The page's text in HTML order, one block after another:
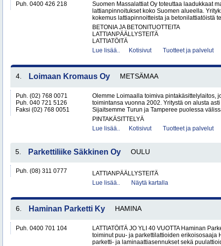
Puh. 0400 426 218
Suomen Massalattiat Oy toteuttaa laadukkaat
lattianpinnoitukset koko Suomen alueella.
kokemus lattiapinnoitteista ja betonilattiatöistä
BETONIA JA BETONITUOTTEITA
LATTIANPÄÄLLYSTEITÄ
LATTIATÖITÄ
Lue lisää..
Kotisivut Tuotteet ja palvelut
4. Loimaan Kromaus Oy METSÄMAA
Puh. (02) 768 0071
Puh. 040 721 5126
Faksi (02) 768 0051
Olemme Loimaalla toimiva pintakäsittelylaitos,
toimintansa vuonna 2002. Yritystä on alusta
Sijaitsemme Turun ja Tamperee puolessa
PINTAKÄSITTELYÄ
Lue lisää..
Kotisivut Tuotteet ja palvelut
5. Parkettiliike Säkkinen Oy OULU
Puh. (08) 311 0777
LATTIANPÄÄLLYSTEITÄ
Lue lisää..
Näytä kartalla
6. Haminan Parketti Ky HAMINA
Puh. 0400 701 104
LATTIATÖITÄ JO YLI 40 VUOTTA Haminan
toiminut puu- ja parkettilattioiden erikoisosaaja
parketti- ja laminaattiasennukset sekä